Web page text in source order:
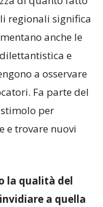
regionali significa
anche le
e
a osservare
Fa parte del
per
e trovare nuovi
la qualità del
a quella